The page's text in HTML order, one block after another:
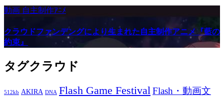
動画 自主制作ｱﾆﾒ
クラウドファンデングにより生まれた自主制作アニメ『藍の
約束』
タグクラウド
512kb AKIRA DNA Flash Game Festival Flash・動画文